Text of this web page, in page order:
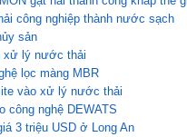
công nghiệp thành nước sạch
sản
xử lý nước thải
lọc màng MBR
vào xử lý nước thải
công nghệ DEWATS
3 triệu USD ở Long An